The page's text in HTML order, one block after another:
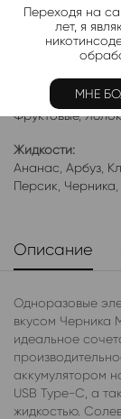
Добавить в
Электронки:
Ананас,Арбуз,
Клубника ,
Фруктовые,
Жидкости:
Ананас Арбуз
Персик Черника
Описание
Одноразовые
вкусом Черника
идеальное
аккумулятором
USB Type-C, а
жидкостью.
Переходя на
лет, я
МНЕ